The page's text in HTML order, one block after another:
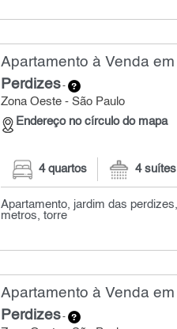
Apartamento à Venda
Perdizes-
Zona Oeste - São Paulo
Endereço no círculo do mapa
4 quartos 4 suítes
Apartamento, jardim das
metros, torre
Apartamento à Venda
Perdizes-